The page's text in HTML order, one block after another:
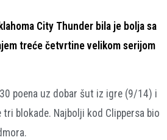
City Thunder bila je bolja sa
treće četvrtine velikom serijom
poena uz dobar šut iz igre (9/14) i
blokade. Najbolji kod Clippersa bio